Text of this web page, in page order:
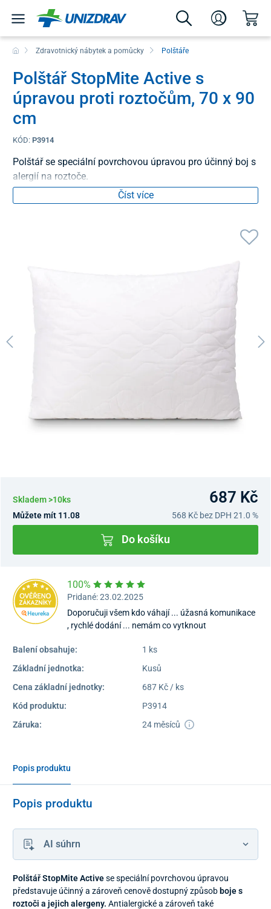
Zdravotnický nábytek a pomůcky Polštáře
Polštář StopMite Active s
úpravou proti roztočům, 70 x 90
cm
KÓD: P3914
Polštář se speciální povrchovou úpravou pro účinný boj s
alergií na roztoče.
Číst více
Skladem >10ks 687 Kč
Můžete mít 11.08 568 Kč bez DPH 21.0 %
Do košíku
100%
Pridané: 23.02.2025
Doporučuji všem kdo váhají ... úžasná komunikace
, rychlé dodání ... nemám co vytknout
Balení obsahuje:
1 ks
Základní jednotka:
Kusů
Cena základní jednotky:
687 Kč / ks
Kód produktu:
P3914
Záruka:
24 měsíců
Popis produktu
Popis produktu
AI súhrn
Polštář StopMite Activese speciální povrchovou úpravou
představuje účinný a zároveň cenově dostupný způsobboje s
roztoči a jejich alergeny. Antialergické a zároveň také